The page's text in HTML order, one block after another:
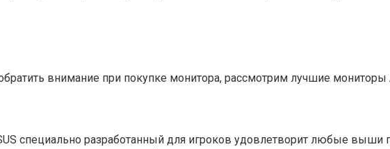
внимание при покупке монитора, рассмотрим лучшие мониторы
специально разработанный для игроков удовлетворит любые